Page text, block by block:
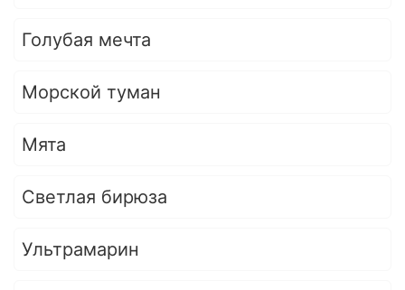
Голубая мечта
Морской туман
Мята
Светлая бирюза
Ультрамарин